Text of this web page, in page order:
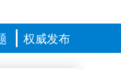
权威发布